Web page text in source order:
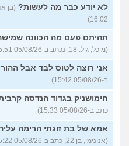
כיצד לסביות מקיימות יחסי
המלחמה, מה לעשות איתו?
(אנונימי, בן 15)
לסבית או לא לסבית ומה
לעשות עם זה?
ומתייעצת, בת 18)
איך את מתמודדים עם זה
בן 22)
עוד שאלות
לא יודע כבר מה לעשות?
16:02)
תהיתם פעם מה הכוונה
(מיכל, גיל: 18, נכתב ב-05/08/26 15:51)
אני רוצה לטוס לבד אבל
ב-05/08/26 15:42)
חימושניק בגדוד הנדסה קרבית
כתב ב-05/08/26 15:33)
אמא של בת זוגתי הרימה
(אנונימי, בן 22, כתב ב-05/08/26 15:22)